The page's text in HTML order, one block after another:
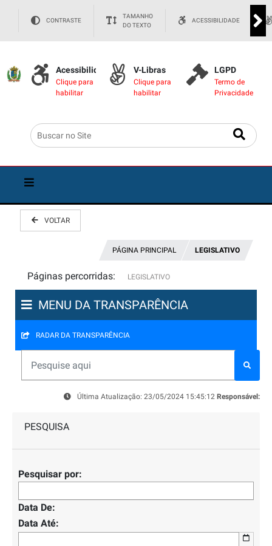
CONTRASTE
TAMANHO
DO TEXTO
ACESSIBILIDADE
Acessibilidade
Clique para
habilitar
V-Libras
Clique para
habilitar
LGPD
Termo de
Privacidade
VOLTAR
PÁGINA PRINCIPAL LEGISLATIVO
Páginas percorridas: LEGISLATIVO
MENU DA TRANSPARÊNCIA
RADAR DA TRANSPARÊNCIA
Última Atualização: 23/05/2024 15:45:12 Responsável:
PESQUISA
Pesquisar por:
Data De:
Data Até: